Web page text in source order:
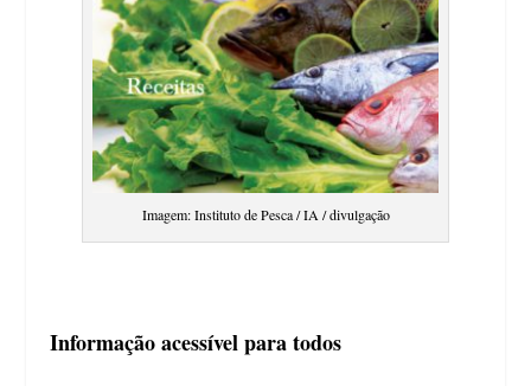
Imagem: Instituto de Pesca / IA / divulgação
Informação acessível para todos